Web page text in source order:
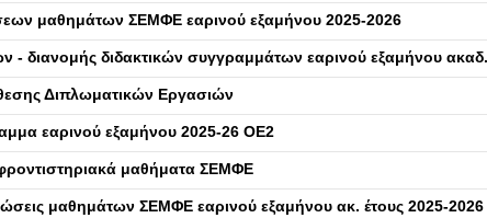
μαθημάτων ΣΕΜΦΕ εαρινού εξαμήνου 2025-2026
διανομής διδακτικών συγγραμμάτων εαρινού εξαμήνου ακαδ.
Διπλωματικών Εργασιών
εαρινού εξαμήνου 2025-26 ΟΕ2
μαθήματα ΣΕΜΦΕ
μαθημάτων ΣΕΜΦΕ εαρινού εξαμήνου ακ. έτους 2025-2026